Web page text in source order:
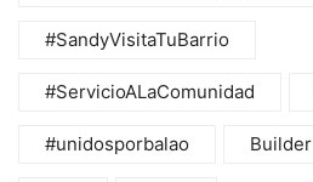
#SandyVisitaTuBarrio
#ServicioALaComunidad
#unidosporbalao Builder